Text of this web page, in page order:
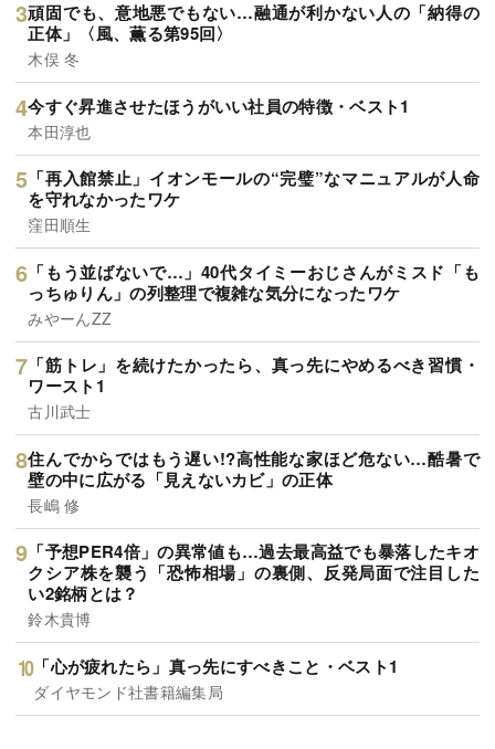
頑固でも、意地悪でもない…融通が利かない人の「納得の
正体」〈風、薫る第95回〉
木俣 冬
今すぐ昇進させたほうがいい社員の特徴・ベスト1
本田淳也
「再入館禁止」イオンモールの“完璧”なマニュアルが人命
を守れなかったワケ
窪田順生
「もう並ばないで…」40代タイミーおじさんがミスド「も
っちゅりん」の列整理で複雑な気分になったワケ
みやーんZZ
「筋トレ」を続けたかったら、真っ先にやめるべき習慣・
ワースト1
古川武士
住んでからではもう遅い!?高性能な家ほど危ない…酷暑で
壁の中に広がる「見えないカビ」の正体
長嶋 修
「予想PER4倍」の異常値も…過去最高益でも暴落したキオ
クシア株を襲う「恐怖相場」の裏側、反発局面で注目した
い2銘柄とは？
鈴木貴博
「心が疲れたら」真っ先にすべきこと・ベスト1
ダイヤモンド社書籍編集局